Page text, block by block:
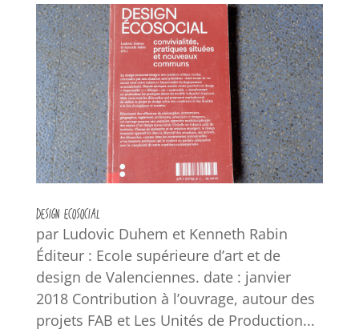
DESIGN ECOSOCIAL
par Ludovic Duhem et Kenneth Rabin
Éditeur : Ecole supérieure d’art et de
design de Valenciennes. date : janvier
2018 Contribution à l’ouvrage, autour des
projets FAB et Les Unités de Production...